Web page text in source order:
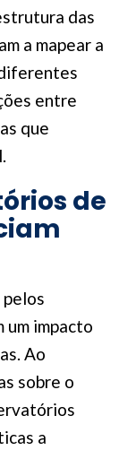
das
a mapear a
entre
que
de
um impacto
Ao
sobre o
a